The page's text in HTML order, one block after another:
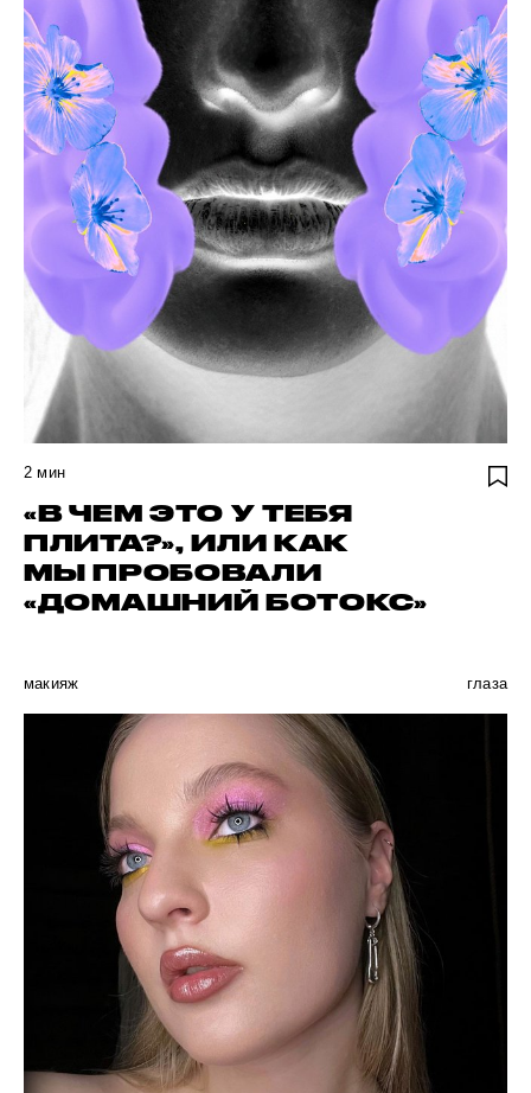
2 мин
«В ЧЕМ ЭТО У ТЕБЯ
ПЛИТА?», ИЛИ КАК
МЫ ПРОБОВАЛИ
«ДОМАШНИЙ БОТОКС»
макияж глаза